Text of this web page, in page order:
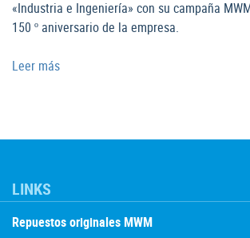
«Industria e Ingeniería» con su campaña
150 º aniversario de la empresa.
Leer más
LINKS
Repuestos originales MWM